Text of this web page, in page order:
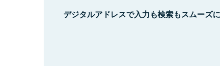
デジタルアドレスで入力も検索もスムーズ